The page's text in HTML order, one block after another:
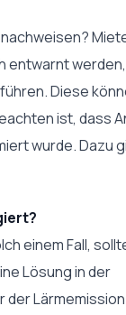
entwarnt
Diese
ist, dass
wurde. Dazu
einem Fall,
Lösung in der